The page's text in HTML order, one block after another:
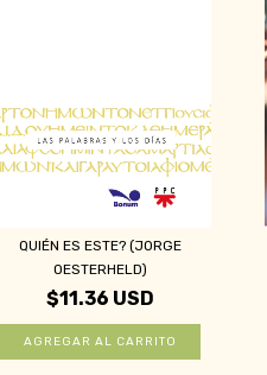
QUIÉN ES ESTE? (JORGE
OESTERHELD)
$11.36 USD